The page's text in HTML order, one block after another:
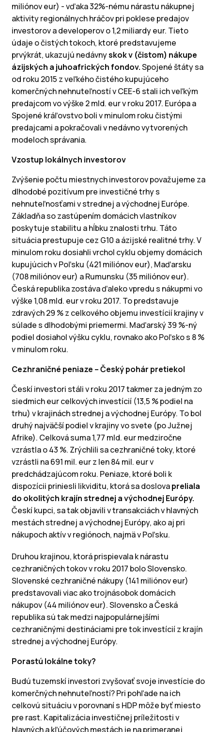
miliónov eur) - vďaka 32%-nému nárastu nákupnej
aktivity regionálnych hráčov pri poklese predajov
investorov a developerov o 1,2 miliardy eur. Tieto
údaje o čistých tokoch, ktoré predstavujeme
prvýkrát, ukazujú nedávnyskok v (čistom) nákupe
ázijských a juhoafrických fondov.Spojené štáty sa
od roku 2015 z veľkého čistého kupujúceho
komerčných nehnuteľností v CEE-6 stali ich veľkým
predajcom vo výške 2 mld. eur v roku 2017. Európa a
Spojené kráľovstvo boli v minulom roku čistými
predajcami a pokračovali v nedávno vytvorených
modeloch správania.
Vzostup lokálnych investorov
Zvýšenie počtu miestnych investorov považujeme za
dlhodobé pozitívum pre investičné trhy s
nehnuteľnosťami v strednej a východnej Európe.
Základňa so zastúpením domácich vlastníkov
poskytuje stabilitu a hĺbku znalosti trhu. Táto
situácia prestupuje cez G10 a ázijské realitné trhy. V
minulom roku dosiahli vrchol cyklu objemy domácich
kupujúcich v Poľsku (421 miliónov eur), Maďarsku
(708 miliónov eur) a Rumunsku (35 miliónov eur).
Česká republika zostáva ďaleko vpredu s nákupmi vo
výške 1,08 mld. eur v roku 2017. To predstavuje
zdravých 29 % z celkového objemu investícií krajiny v
súlade s dlhodobými priemermi. Maďarský 39 %-ný
podiel dosiahol výšku cyklu, rovnako ako Poľsko s 8 %
v minulom roku.
Cezhraničné peniaze – Český pohár pretiekol
Českí investori stáli v roku 2017 takmer za jedným zo
siedmich eur celkových investícií (13,5 % podiel na
trhu) v krajinách strednej a východnej Európy. To bol
druhý najväčší podiel v krajiny vo svete (po Južnej
Afrike). Celková suma 1,77 mld. eur medziročne
vzrástla o 43 %. Zrýchlili sa cezhraničné toky, ktoré
vzrástli na 691 mil. eur z len 84 mil. eur v
predchádzajúcom roku. Peniaze, ktoré boli k
dispozícii priniesli likviditu, ktorá sa doslovapreliala
do okolitých krajín strednej a východnej Európy.
Českí kupci, sa tak objavili v transakciách v hlavných
mestách strednej a východnej Európy, ako aj pri
nákupoch aktív v regiónoch, najmä v Poľsku.
Druhou krajinou, ktorá prispievala k nárastu
cezhraničných tokov v roku 2017 bolo Slovensko.
Slovenské cezhraničné nákupy (141 miliónov eur)
predstavovali viac ako trojnásobok domácich
nákupov (44 miliónov eur). Slovensko a Česká
republika sú tak medzi najpopulárnejšími
cezhraničnými destináciami pre tok investícií z krajín
strednej a východnej Európy.
Porastú lokálne toky?
Budú tuzemskí investori zvyšovať svoje investície do
komerčných nehnuteľností? Pri pohľade na ich
celkovú situáciu v porovnaní s HDP môže byť miesto
pre rast. Kapitalizácia investičnej príležitosti v
hlavných a kľúčových mestách je na primeranej